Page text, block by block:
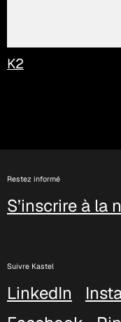
K2
Restez informé
S’inscrire à la
Suivre Kastel
LinkedIn